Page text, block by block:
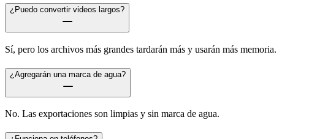
¿Puedo convertir videos largos?
Sí, pero los archivos más grandes tardarán más y usarán más memoria.
¿Agregarán una marca de agua?
No. Las exportaciones son limpias y sin marca de agua.